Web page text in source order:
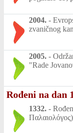
2004. -
zvaničnog
2005. -
"Rade
Rođeni na dan
1332. -